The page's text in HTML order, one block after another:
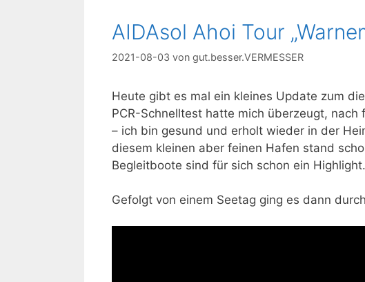
AIDAsol Ahoi Tour
2021-08-03 von gut.besser.VERMESSER
Heute gibt es mal ein kleines Update zum
PCR-Schnelltest hatte mich überzeugt,
– ich bin gesund und erholt wieder in der
diesem kleinen aber feinen Hafen stand
Begleitboote sind für sich schon ein Highlight.
Gefolgt von einem Seetag ging es dann